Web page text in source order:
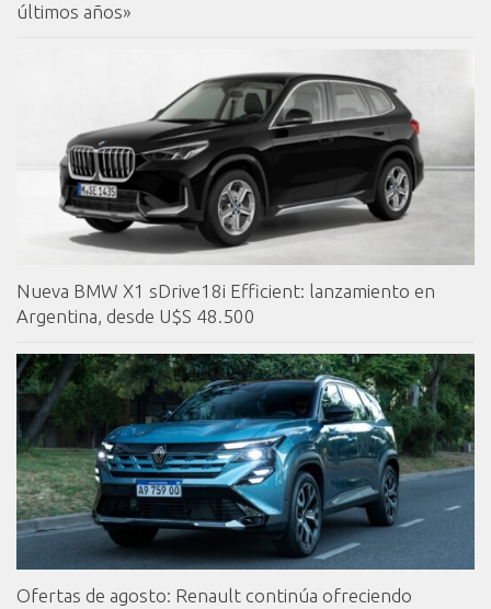
últimos años»
Nueva BMW X1 sDrive18i Efficient: lanzamiento en
Argentina, desde U$S 48.500
Ofertas de agosto: Renault continúa ofreciendo